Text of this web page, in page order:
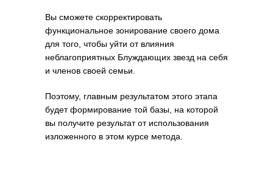
Вы сможете скорректировать
функциональное зонирование своего дома
для того, чтобы уйти от влияния
неблагоприятных Блуждающих звезд на себя
и членов своей семьи.
Поэтому, главным результатом этого этапа
будет формирование той базы, на которой
вы получите результат от использования
изложенного в этом курсе метода.